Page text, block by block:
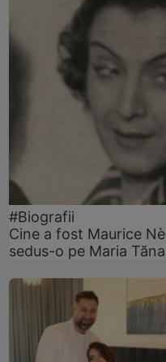
#Biografii
Cine a fost Maurice
sedus-o pe Maria